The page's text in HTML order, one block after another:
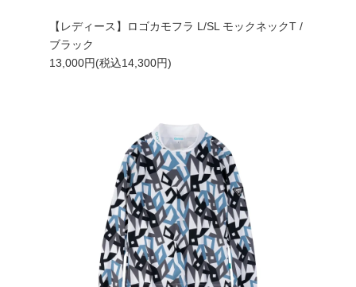
【レディース】ロゴカモフラ L/SL モックネックT /
ブラック
13,000円(税込14,300円)